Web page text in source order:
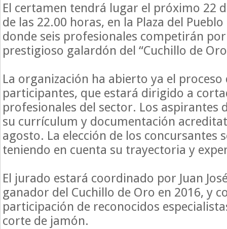
El certamen tendrá lugar el próximo 22
de las 22.00 horas, en la Plaza del
donde seis profesionales competirán
prestigioso galardón del “Cuchillo de
La organización ha abierto ya el proceso
participantes, que estará dirigido a
profesionales del sector. Los aspirantes
su currículum y documentación
agosto. La elección de los concursantes
teniendo en cuenta su trayectoria y
El jurado estará coordinado por Juan
ganador del Cuchillo de Oro en 2016, y
participación de reconocidos
corte de jamón.